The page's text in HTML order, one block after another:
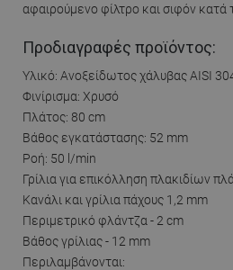
αφαιρούμενο φίλτρο και σιφόν
Προδιαγραφές προϊόντος:
Υλικό: Ανοξείδωτος χάλυβας AISI
Φινίρισμα: Χρυσό
Πλάτος: 80 cm
Βάθος εγκατάστασης: 52 mm
Ροή: 50 l/min
Γρίλια για επικόλληση πλακιδίων
Κανάλι και γρίλια πάχους 1,2 mm
Περιμετρικό φλάντζα - 2 cm
Βάθος γρίλιας - 12 mm
Περιλαμβάνονται: